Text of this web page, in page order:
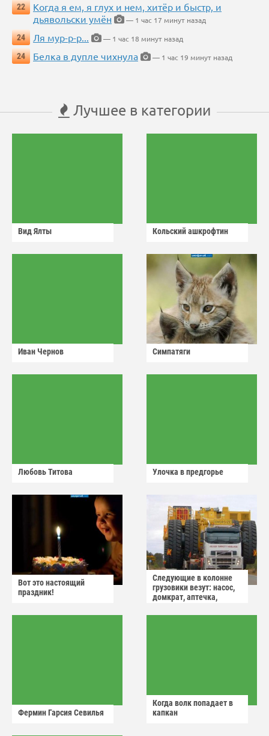
22
Когда я ем, я глух и нем, хитёр и быстр, и
дьявольски умён
— 1 час 17 минут назад
24
Ля мур-р-р...
— 1 час 18 минут назад
24
Белка в дупле чихнула — 1 час 19 минут назад
Лучшее в категории
Вид Ялты Кольский ашкрофтин
Иван Чернов Симпатяги
Любовь Титова Улочка в предгорье
Вот это настоящий
праздник!
Следующие в колонне
грузовики везут: насос,
домкрат, аптечка,
Фермин Гарсия Севилья
Когда волк попадает в
капкан